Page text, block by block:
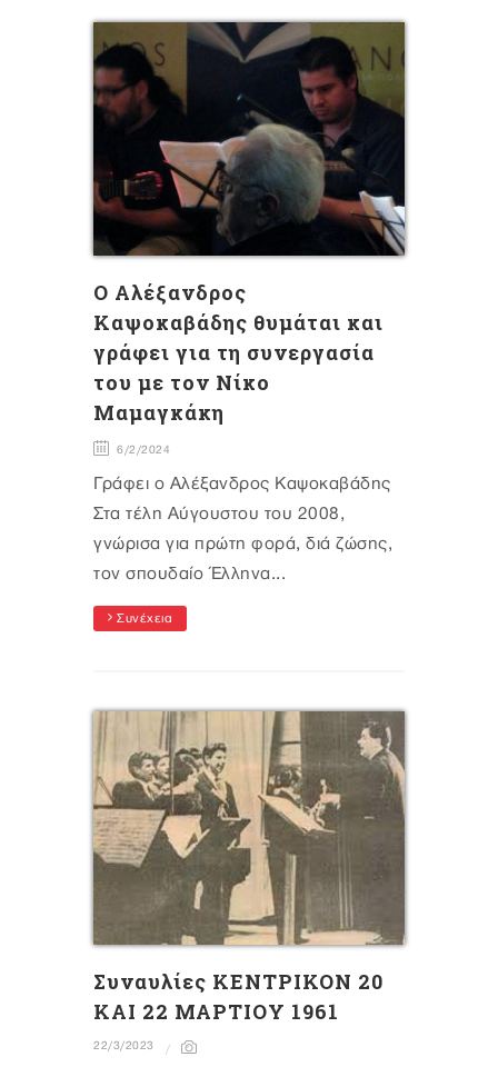
Ο Αλέξανδρος
Καψοκαβάδης θυμάται και
γράφει για τη συνεργασία
του με τον Νίκο
Μαμαγκάκη
6/2/2024
Γράφει ο Αλέξανδρος Καψοκαβάδης
Στα τέλη Αύγουστου του 2008,
γνώρισα για πρώτη φορά, διά ζώσης,
τον σπουδαίο Έλληνα...
Συνέχεια
Συναυλίες ΚΕΝΤΡΙΚΟΝ 20
ΚΑΙ 22 ΜΑΡΤΙΟΥ 1961
22/3/2023